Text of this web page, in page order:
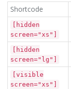
Shortcode
[hidden
screen="xs"]
[hidden
screen="lg"]
[visible
screen="xs"]